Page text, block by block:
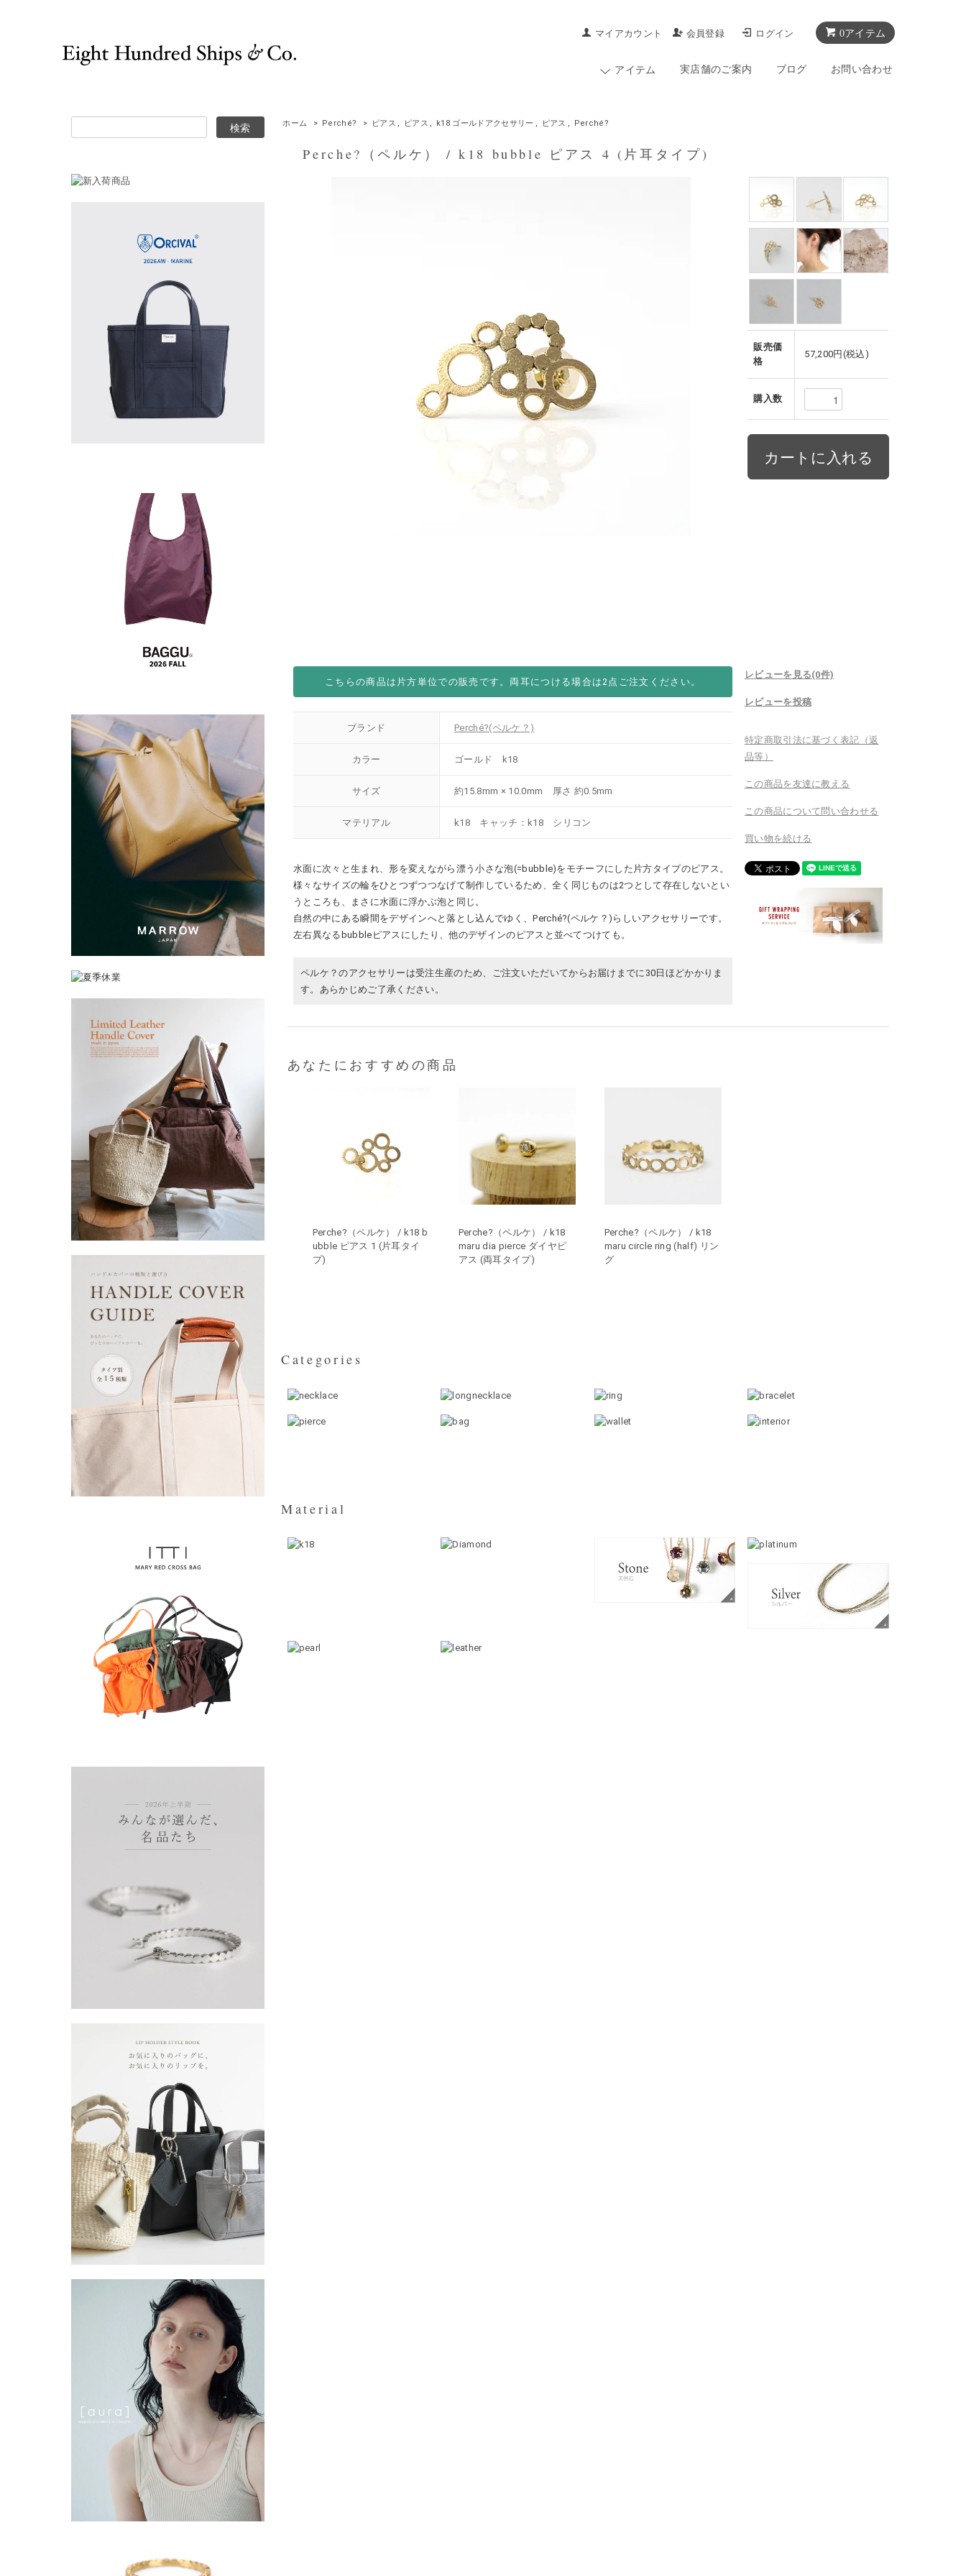
0アイテム
マイアカウント 会員登録 ログイン
アイテム 実店舗のご案内 ブログ お問い合わせ
ホーム > Perché? > ピアス , ピアス , k18 ゴールドアクセサリー , ピアス , Perché?
Perche?（ペルケ） / k18 bubble ピアス 4 (片耳タイプ)
販売価
格
57,200円(税込)
購入数
こちらの商品は片方単位での販売です。両耳につける場合は2点ご注文ください。
ブランド Perché?(ペルケ？)
カラー ゴールド k18
サイズ 約15.8mm × 10.0mm 厚さ 約0.5mm
マテリアル k18 キャッチ：k18 シリコン
水面に次々と生まれ、形を変えながら漂う小さな泡(=bubble)をモチーフにした片方タイプのピアス。
様々なサイズの輪をひとつずつつなげて制作しているため、全く同じものは2つとして存在しないとい
うところも、まさに水面に浮かぶ泡と同じ。
自然の中にある瞬間をデザインへと落とし込んでゆく、Perché?(ペルケ？)らしいアクセサリーです。
左右異なるbubbleピアスにしたり、他のデザインのピアスと並べてつけても。
ペルケ？のアクセサリーは受注生産のため、ご注文いただいてからお届けまでに30日ほどかかりま
す。あらかじめご了承ください。
レビューを見る(0件)
レビューを投稿
特定商取引法に基づく表記（返
品等）
この商品を友達に教える
この商品について問い合わせる
買い物を続ける
あなたにおすすめの商品
Perche?（ペルケ） / k18 b
ubble ピアス 1 (片耳タイ
プ)
Perche?（ペルケ） / k18
maru dia pierce ダイヤピ
アス (両耳タイプ)
Perche?（ペルケ） / k18
maru circle ring (half) リン
グ
Categories
Material